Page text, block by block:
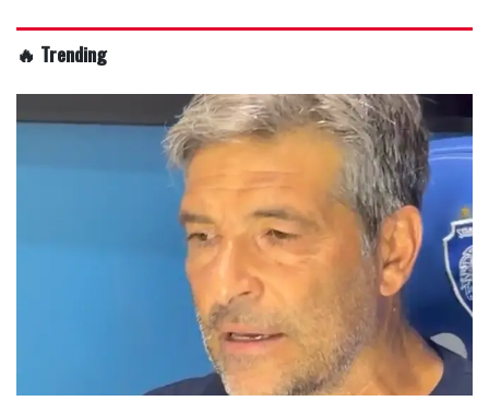
🔥 Trending